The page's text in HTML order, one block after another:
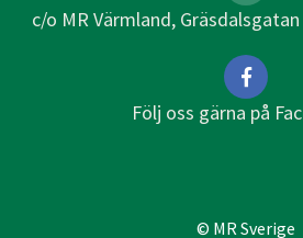
c/o MR Värmland,
Följ oss gärna på
© MR Sverige